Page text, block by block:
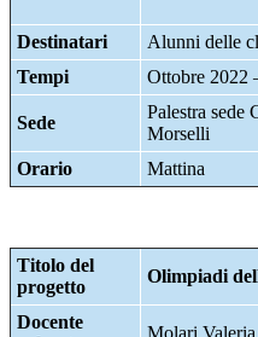
Destinatari
Alunni delle
Tempi
Ottobre 2022
Sede
Palestra sede
Morselli
Orario
Mattina
Titolo del
progetto
Olimpiadi
Docente